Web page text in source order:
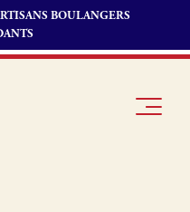
BOULANGERS